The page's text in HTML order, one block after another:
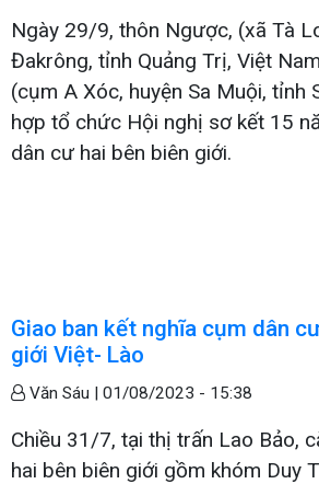
Ngày 29/9, thôn Ngược, (xã Tà
Đakrông, tỉnh Quảng Trị, Việt
(cụm A Xóc, huyện Sa Muội, tỉnh
hợp tổ chức Hội nghị sơ kết 15
dân cư hai bên biên giới.
Giao ban kết nghĩa cụm dân
giới Việt- Lào
Văn Sáu | 01/08/2023 - 15:38
Chiều 31/7, tại thị trấn Lao Bảo,
hai bên biên giới gồm khóm Duy